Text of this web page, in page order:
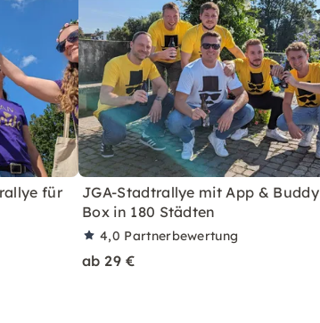
für
JGA-Stadtrallye mit App & Buddy
Box in 180 Städten
4,0 Partnerbewertung
ab 29 €